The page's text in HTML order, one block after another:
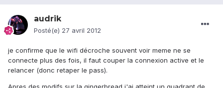
audrik
Posté(e) 27 avril 2012
je confirme que le wifi décroche souvent voir meme ne se
connecte plus des fois, il faut couper la connexion active et le
relancer (donc retaper le pass).